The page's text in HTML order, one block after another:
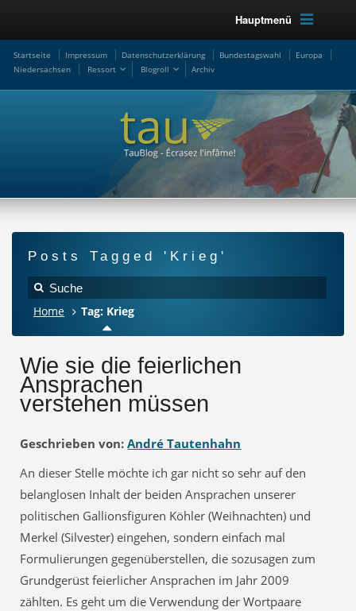
Hauptmenü
Startseite Impressum Datenschutzerklärung Bundestagswahl
Europa
Niedersachsen
Ressort Blogroll Archiv
Posts Tagged 'Krieg'
Home Tag: Krieg
Wie sie die feierlichen
Ansprachen
verstehen müssen
Geschrieben von: André Tautenhahn
An dieser Stelle möchte ich gar nicht so sehr auf den
belanglosen Inhalt der beiden Ansprachen unserer
politischen Gallionsfiguren Köhler (Weihnachten) und
Merkel (Silvester) eingehen, sondern einfach mal
Formulierungen gegenüberstellen, die sozusagen zum
Grundgerüst feierlicher Ansprachen im Jahr 2009
zählten. Es geht um die Verwendung der Wortpaare